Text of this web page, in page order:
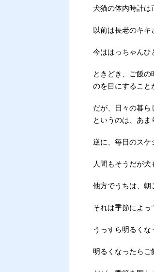
犬猫の体内時計は
以前は長老のキキ
今ははっちゃんひ
ときどき、ご飯
のを目にすること
だが、日々の暮
というのは、あま
逆に、毎日のスケ
人間もそうだが犬
他方でうちは、朝
それは季節によっ
うっすら明るくな
明るくなったらご